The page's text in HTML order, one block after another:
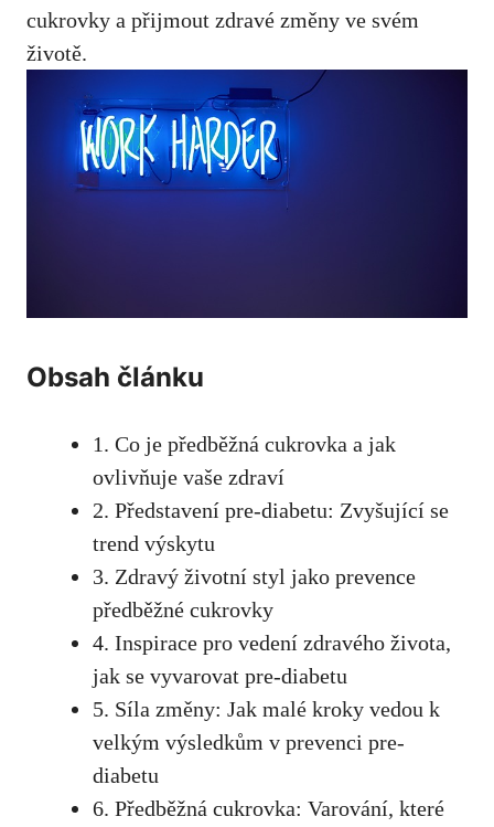
cukrovky ‌a přijmout zdravé ​změny ve ⁢svém
životě.
Obsah článku
1.⁢ Co je předběžná cukrovka a jak
ovlivňuje vaše zdraví
2.⁢ Představení pre-diabetu:​ Zvyšující se
trend výskytu
3. Zdravý životní styl jako⁢ prevence
předběžné cukrovky
4.‍ Inspirace pro vedení zdravého života,
⁣jak se vyvarovat pre-diabetu
5. Síla změny: Jak malé kroky vedou k
⁢velkým​ výsledkům v prevenci pre-
diabetu
6. ⁤Předběžná⁢ cukrovka:‍ Varování, které